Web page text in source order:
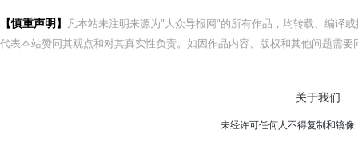
【慎重声明】
凡本站未注明来源为"大众导报网"的所有作品，均转载、编译
代表本站赞同其观点和对其真实性负责。如因作品内容、版权和其他问题需
关于我们
未经许可任何人不得复制和镜